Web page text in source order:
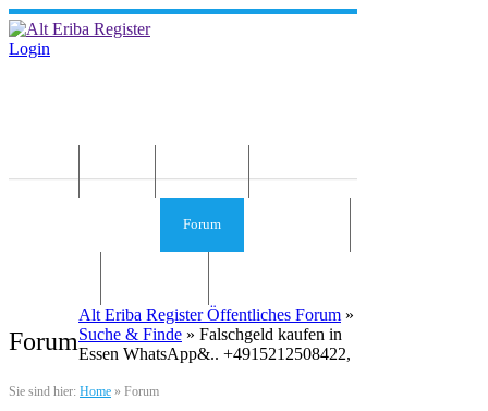
Login
Forum
Forum
Sie sind hier: Home » Forum
Alt Eriba Register Öffentliches Forum »
Suche & Finde » Falschgeld kaufen in
Essen WhatsApp&.. +4915212508422,